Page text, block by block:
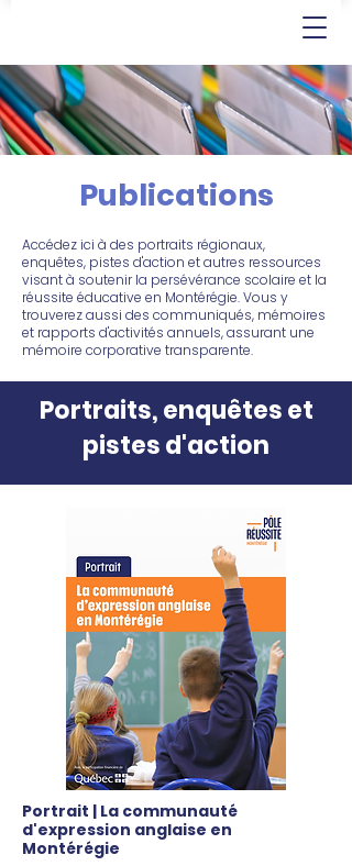
Publications
Accédez ici à des portraits régionaux,
enquêtes, pistes d'action et autres ressources
visant à soutenir la persévérance scolaire et la
réussite éducative en Montérégie. Vous y
trouverez aussi des communiqués, mémoires
et rapports d'activités annuels, assurant une
mémoire corporative transparente.
Portraits, enquêtes et
pistes d'action
Portrait | La communauté
d'expression anglaise en
Montérégie